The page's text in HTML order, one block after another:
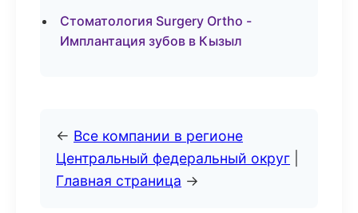
Стоматология Surgery Ortho -
Имплантация зубов в Кызыл
← Все компании в регионе
Центральный федеральный округ
Главная страница →